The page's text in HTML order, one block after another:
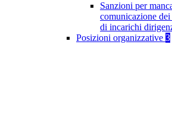
Sanzioni per
comunicazione
di incarichi
Posizioni organizzative 3